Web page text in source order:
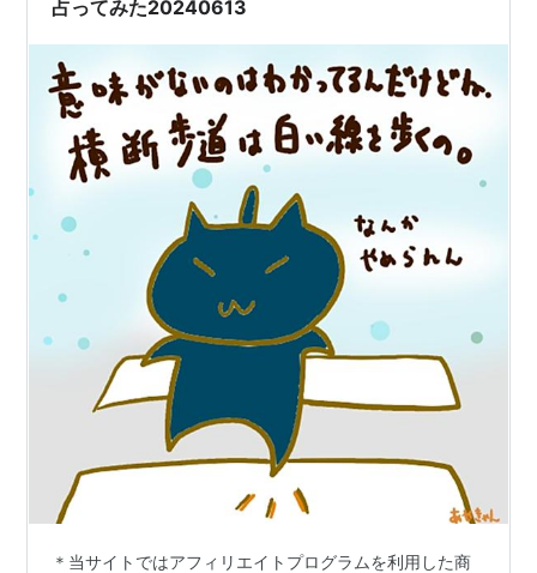
占ってみた20240613
＊当サイトではアフィリエイトプログラムを利用した商